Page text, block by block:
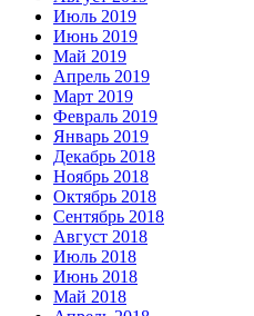
Июль 2019
Июнь 2019
Май 2019
Апрель 2019
Март 2019
Февраль 2019
Январь 2019
Декабрь 2018
Ноябрь 2018
Октябрь 2018
Сентябрь 2018
Август 2018
Июль 2018
Июнь 2018
Май 2018